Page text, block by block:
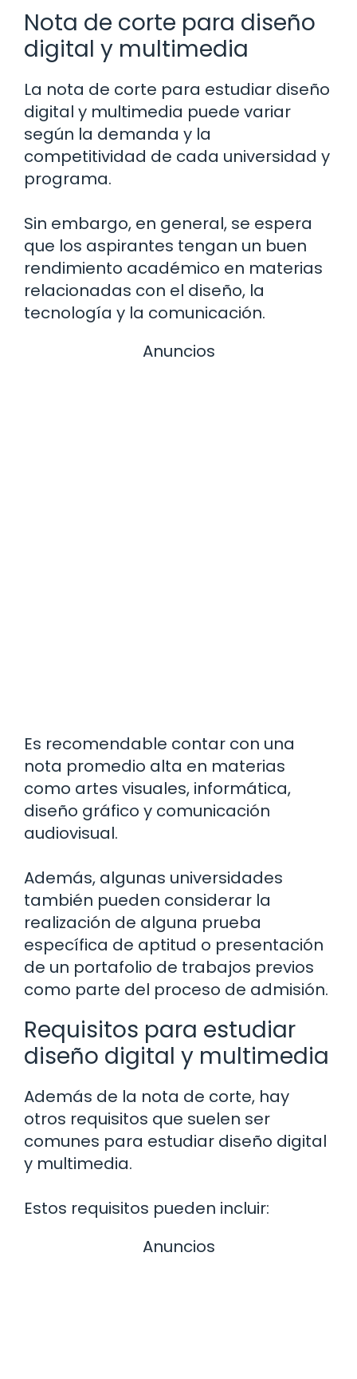
Nota de corte para diseño
digital y multimedia
La nota de corte para estudiar diseño
digital y multimedia puede variar
según la demanda y la
competitividad de cada universidad y
programa.
Sin embargo, en general, se espera
que los aspirantes tengan un buen
rendimiento académico en materias
relacionadas con el diseño, la
tecnología y la comunicación.
Anuncios
Es recomendable contar con una
nota promedio alta en materias
como artes visuales, informática,
diseño gráfico y comunicación
audiovisual.
Además, algunas universidades
también pueden considerar la
realización de alguna prueba
específica de aptitud o presentación
de un portafolio de trabajos previos
como parte del proceso de admisión.
Requisitos para estudiar
diseño digital y multimedia
Además de la nota de corte, hay
otros requisitos que suelen ser
comunes para estudiar diseño digital
y multimedia.
Estos requisitos pueden incluir:
Anuncios